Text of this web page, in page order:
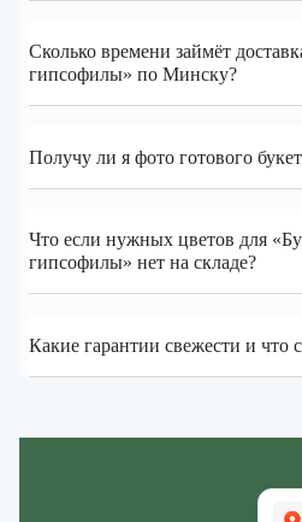
Сколько времени займёт
гипсофилы» по Минску?
Получу ли я фото готового
Что если нужных цветов для
гипсофилы» нет на складе?
Какие гарантии свежести и что